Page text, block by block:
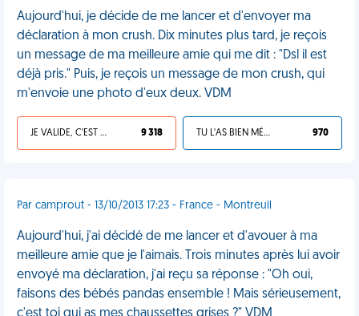
Aujourd'hui, je décide de me lancer et d'envoyer ma
déclaration à mon crush. Dix minutes plus tard, je reçois
un message de ma meilleure amie qui me dit : "Dsl il est
déjà pris." Puis, je reçois un message de mon crush, qui
m'envoie une photo d'eux deux. VDM
JE VALIDE, C'EST UNE VDM 9 318 TU L'AS BIEN MÉRITÉ 970
Par camprout - 13/10/2013 17:23 - France - Montreuil
Aujourd'hui, j'ai décidé de me lancer et d'avouer à ma
meilleure amie que je l'aimais. Trois minutes après lui avoir
envoyé ma déclaration, j'ai reçu sa réponse : "Oh oui,
faisons des bébés pandas ensemble ! Mais sérieusement,